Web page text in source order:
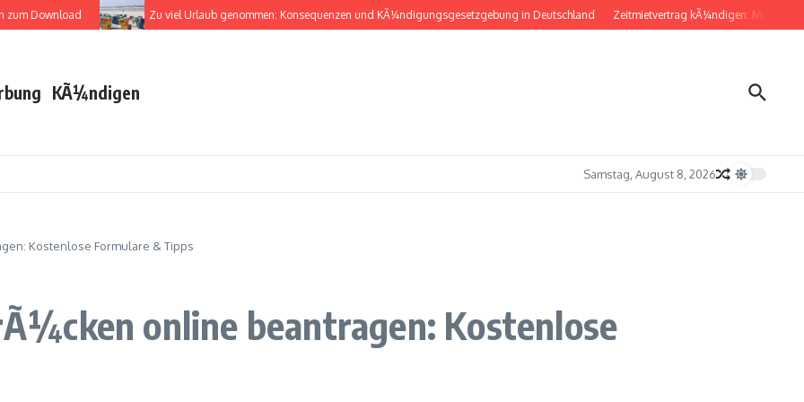
Zu viel Urlaub genommen: Konsequenzen und KÃ¼ndigungsgesetzgebung in Deutschland Zeitmietvertrag kÃ¼ndigen: Musterbrief fÃ¼r
KÃ¼ndigen
Samstag, August 8, 2026
Kostenlose Formulare & Tipps
online beantragen: Kostenlose